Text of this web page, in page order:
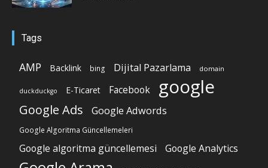
Tags
AMP Backlink bing Dijital Pazarlama domain
duckduckgo E-Ticaret Facebook google
Google Ads Google Adwords
Google Algoritma Güncellemeleri
Google algoritma güncellemesi Google Analytics